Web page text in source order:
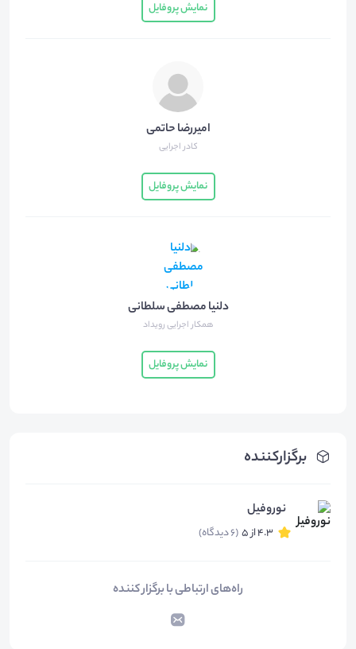
برگزارکننده
نوروفیل
4.3 از 5 (6 دیدگاه)
راه‌های ارتباطی با برگزار کننده
نمایش پروفایل
امیررضا حاتمی
کادر اجرایی
نمایش پروفایل
دلنیا مصطفی سلطانی
همکار اجرایی رویداد
نمایش پروفایل